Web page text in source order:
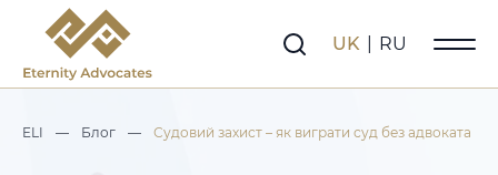
UK RU
ELI — Блог — Судовий захист – як виграти суд без адвоката